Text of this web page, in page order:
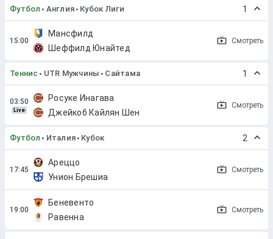
Футбол Англия Кубок Лиги 1
Мансфилд
Шеффилд Юнайтед
Смотреть
Теннис UTR Мужчины Сайтама 1
Live
Росуке Инагава
Джейкоб Кайлян Шен
Смотреть
Футбол Италия Кубок 2
Ареццо
Унион Брешиа
Смотреть
Беневенто
Равенна
Смотреть